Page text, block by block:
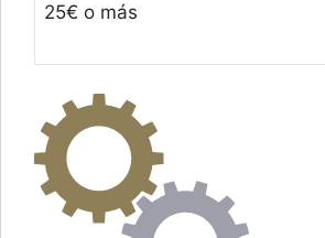
25€ o más